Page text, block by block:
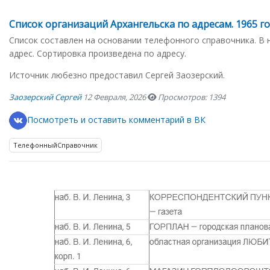
Список организаций Архангельска по адресам. 1965
Список составлен на основании телефонного справочника.
адрес. Сортировка произведена по адресу.
Источник любезно предоставил Сергей Заозерский.
Заозерский Сергей 12 Февраля, 2026 Просмотров: 1394
Посмотреть и оставить комментарий в ВК
ТелефонныйСправочник